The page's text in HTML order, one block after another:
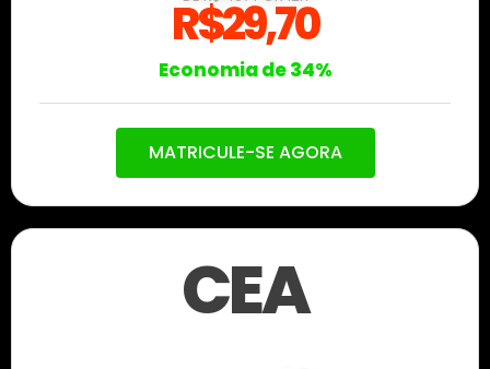
R$29,70
Economia de 34%
MATRICULE-SE AGORA
CEA